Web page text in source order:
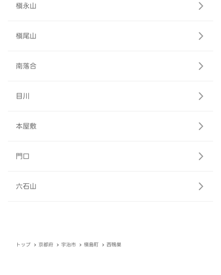
槇永山
槇尾山
南落合
目川
本屋敷
門口
六石山
トップ 京都府 宇治市 槇島町 西鴨巣